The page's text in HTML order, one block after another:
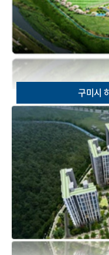
구미시